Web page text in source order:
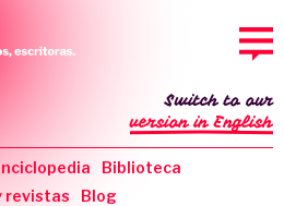
Biblioteca
revistas
Blog
Switch to our
version in English